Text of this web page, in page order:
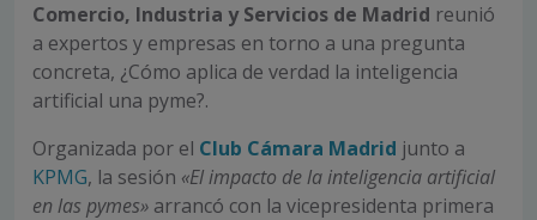
Comercio, Industria y Servicios de Madrid reunió
a expertos y empresas en torno a una pregunta
concreta, ¿Cómo aplica de verdad la inteligencia
artificial una pyme?.
Organizada por el Club Cámara Madrid junto a
KPMG, la sesión «El impacto de la inteligencia artificial
en las pymes» arrancó con la vicepresidenta primera